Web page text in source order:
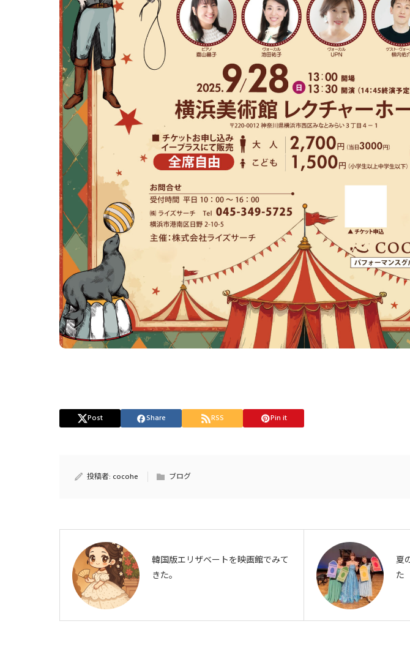
Post Share RSS Pin it
投稿者: cocohe ブログ
韓国版エリザベートを映画館でみて
きた。
夏
た